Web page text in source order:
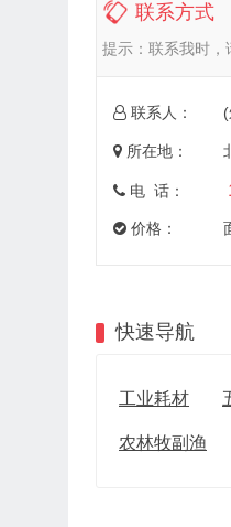
联系方式
提示： 联系我时，
联系人：
所在地：
电 话：
价格：
快速导航
工业耗材
农林牧副渔